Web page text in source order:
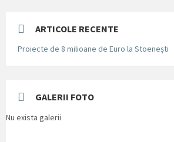
ARTICOLE RECENTE
Proiecte de 8 milioane de Euro la Stoenești
GALERII FOTO
Nu exista galerii